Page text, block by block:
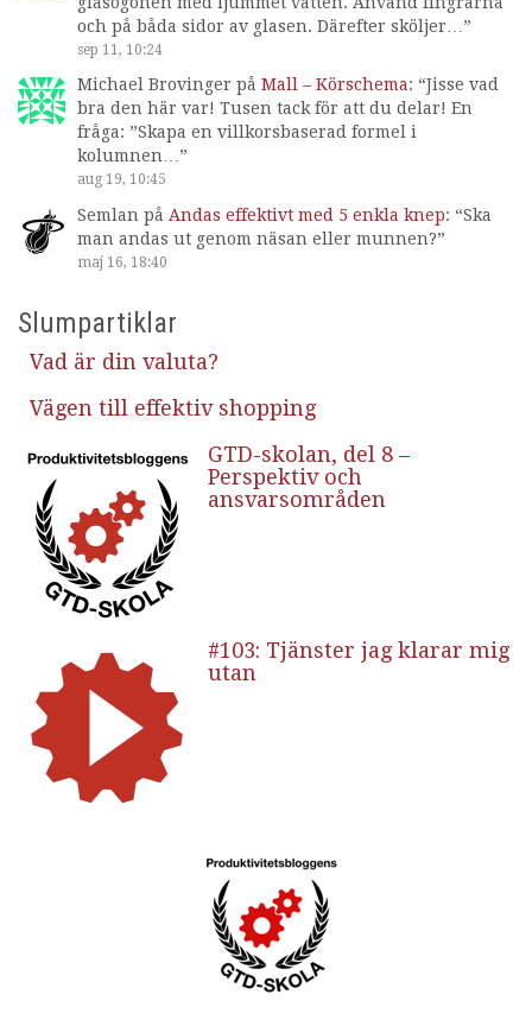
och på båda sidor av glasen. Därefter sköljer… ”
sep 11, 10:24
Michael Brovinger på Mall – Körschema: “Jisse vad
bra den här var! Tusen tack för att du delar! En
fråga: ”Skapa en villkorsbaserad formel i
kolumnen…”
aug 19, 10:45
Semlan på Andas effektivt med 5 enkla knep: “Ska
man andas ut genom näsan eller munnen?”
maj 16, 18:40
Slumpartiklar
Vad är din valuta?
Vägen till effektiv shopping
GTD-skolan, del 8 –
Perspektiv och
ansvarsområden
#103: Tjänster jag klarar mig
utan